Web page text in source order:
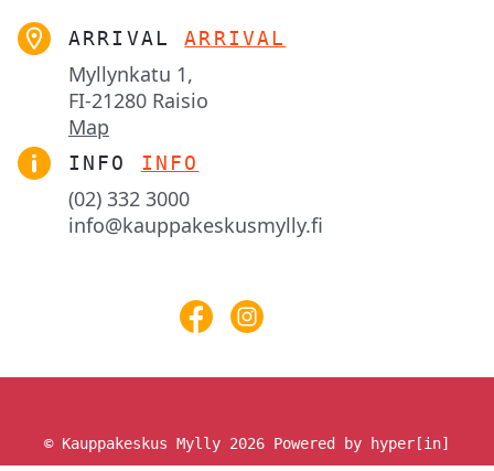
ARRIVAL ARRIVAL
Myllynkatu 1,
FI-21280 Raisio
Map
INFO INFO
(02) 332 3000
info@kauppakeskusmylly.fi
© Kauppakeskus Mylly 2026 Powered by hyper[in]